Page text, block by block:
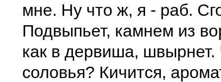
мне. Ну что ж, я - раб.
Подвыпьет, камнем из
как в дервиша, швырнет.
соловья? Кичится,